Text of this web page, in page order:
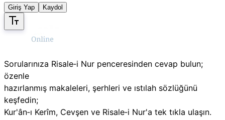
Giriş Yap Kaydol
Sorularınıza Risale‑i Nur penceresinden cevap bulun;
özenle
hazırlanmış makaleleri, şerhleri ve ıstılah sözlüğünü
keşfedin;
Kur'ân‑ı Kerîm, Cevşen ve Risale‑i Nur'a tek tıkla ulaşın.